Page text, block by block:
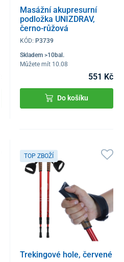
Masážní akupresurní
podložka UNIZDRAV,
černo-růžová
KÓD:P3739
Skladem >10bal.
Můžete mít 10.08
551 Kč
Do košíku
TOP ZBOŽÍ
Trekingové hole, červené